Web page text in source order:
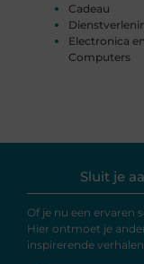
Cadeau
Electronica en
Computers
Sluit je
Of je nu een ervaren
Hier ontmoet je
inspirerende